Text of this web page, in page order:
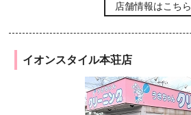
店舗情報はこちら
イオンスタイル本荘店